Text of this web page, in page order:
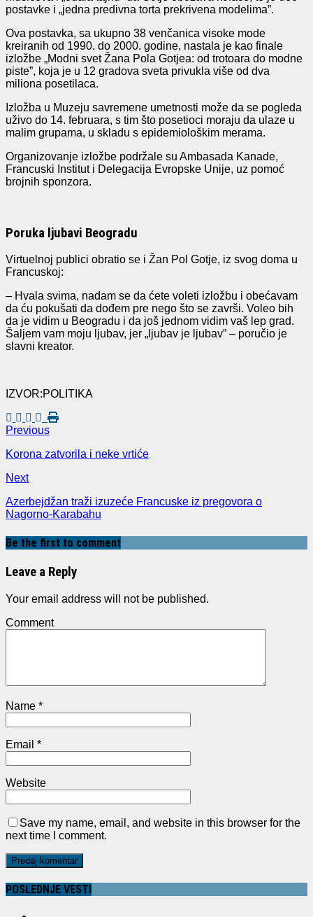
postavke i „jedna predivna torta prekrivena modelima”.
Ova postavka, sa ukupno 38 venčanica visoke mode
kreiranih od 1990. do 2000. godine, nastala je kao finale
izložbe „Modni svet Žana Pola Gotjea: od trotoara do modne
piste”, koja je u 12 gradova sveta privukla više od dva
miliona posetilaca.
Izložba u Muzeju savremene umetnosti može da se pogleda
uživo do 14. februara, s tim što posetioci moraju da ulaze u
malim grupama, u skladu s epidemiološkim merama.
Organizovanje izložbe podržale su Ambasada Kanade,
Francuski Institut i Delegacija Evropske Unije, uz pomoć
brojnih sponzora.
Poruka ljubavi Beogradu
Virtuelnoj publici obratio se i Žan Pol Gotje, iz svog doma u
Francuskoj:
‒ Hvala svima, nadam se da ćete voleti izložbu i obećavam
da ću pokušati da dođem pre nego što se završi. Voleo bih
da je vidim u Beogradu i da još jednom vidim vaš lep grad.
Šaljem vam moju ljubav, jer „ljubav je ljubav” ‒ poručio je
slavni kreator.
IZVOR:POLITIKA
Previous
Korona zatvorila i neke vrtiće
Next
Azerbejdžan traži izuzeće Francuske iz pregovora o
Nagorno-Karabahu
Be the first to comment
Leave a Reply
Your email address will not be published.
Comment
Name *
Email *
Website
Save my name, email, and website in this browser for the
next time I comment.
POSLEDNJE VESTI